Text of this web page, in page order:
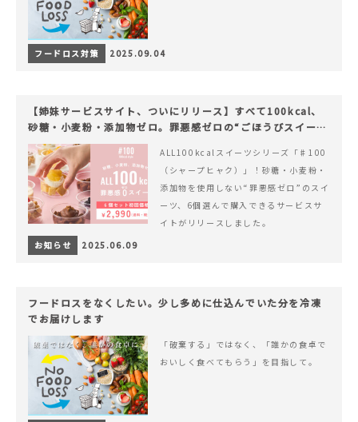
フードロス対策 2025.09.04
【姉妹サービスサイト、ついにリリース】すべて100kcal、
砂糖・小麦粉・添加物ゼロ。罪悪感ゼロの“ごほうびスイー
ツ”『#100（シャープ100）』
ALL100kcalスイーツシリーズ「♯100
（シャープヒャク）」！砂糖・小麦粉・
添加物を使用しない“罪悪感ゼロ”のスイ
ーツ、6個選んで購入できるサービスサ
イトがリリースしました。
お知らせ
2025.06.09
フードロスをなくしたい。少し多めに仕込んでいた分を冷凍
でお届けします
「破棄する」ではなく、「誰かの食卓で
おいしく食べてもらう」を目指して。